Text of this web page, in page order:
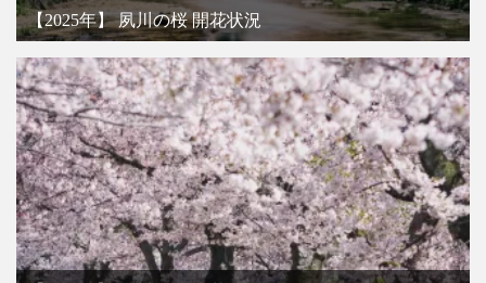
【2025年】 夙川の桜 開花状況